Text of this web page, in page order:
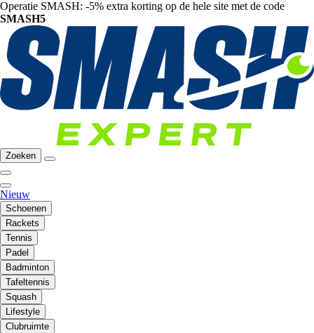
Operatie SMASH: -5% extra korting op de hele site met de code
SMASH5
Zoeken
Nieuw
Schoenen
Rackets
Tennis
Padel
Badminton
Tafeltennis
Squash
Lifestyle
Clubruimte